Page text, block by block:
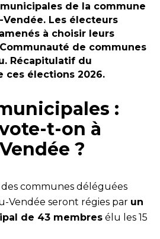
de la commune
Les électeurs
à choisir leurs
de communes
Récapitulatif du
élections 2026.
:
t-on à
?
des communes déléguées
Vendée seront régies par un
de 43 membres élu les 15